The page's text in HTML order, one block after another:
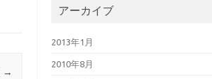
→
アーカイブ
2013年1月
2010年8月